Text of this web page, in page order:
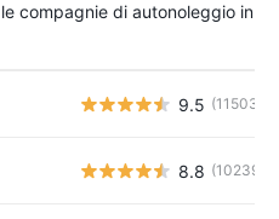
compagnie di autonoleggio in
9.5 (11503)
8.8 (10239)